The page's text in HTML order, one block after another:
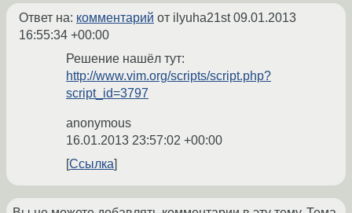
Ответ на: комментарий от ilyuha21st09.01.2013
16:55:34 +00:00
Решение нашёл тут:
http://www.vim.org/scripts/script.php?
script_id=3797
anonymous
16.01.2013 23:57:02 +00:00
Ссылка